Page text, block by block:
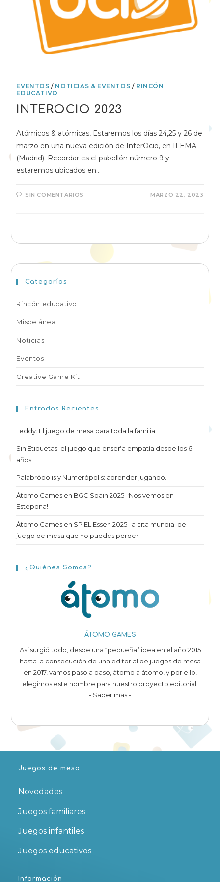
EVENTOS / NOTICIAS & EVENTOS / RINCÓN
EDUCATIVO
INTEROCIO 2023
Atómicos & atómicas, Estaremos los días 24,25 y 26 de
marzo en una nueva edición de InterOcio, en IFEMA
(Madrid). Recordar es el pabellón número 9 y
estaremos ubicados en…
SIN COMENTARIOS MARZO 22, 2023
Categorías
Rincón educativo
Miscelánea
Noticias
Eventos
Creative Game Kit
Entradas Recientes
Teddy: El juego de mesa para toda la familia.
Sin Etiquetas: el juego que enseña empatía desde los 6
años
Palabrópolis y Numerópolis: aprender jugando.
Átomo Games en BGC Spain 2025: ¡Nos vemos en
Estepona!
Átomo Games en SPIEL Essen 2025: la cita mundial del
juego de mesa que no puedes perder.
¿Quiénes Somos?
ÁTOMO GAMES
Así surgió todo, desde una “pequeña” idea en el año 2015
hasta la consecución de una editorial de juegos de mesa
en 2017, vamos paso a paso, átomo a átomo, y por ello,
elegimos este nombre para nuestro proyecto editorial.
- Saber más -
Juegos de mesa
Novedades
Juegos familiares
Juegos infantiles
Juegos educativos
Información